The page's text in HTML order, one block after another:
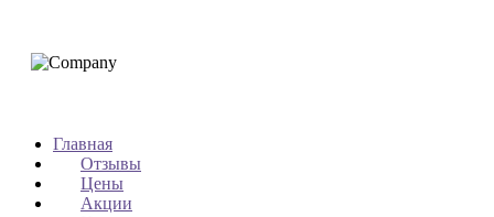
Главная
Отзывы
Цены
Акции